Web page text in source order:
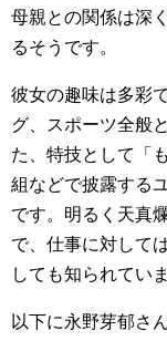
母親との関係は深
るそうです。
彼女の趣味は多彩
グ、スポーツ全般
た、特技として「
組などで披露する
です。明るく天真
で、仕事に対して
しても知られていま
以下に永野芽郁さ